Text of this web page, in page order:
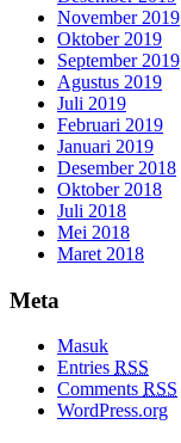
November 2019
Oktober 2019
September 2019
Agustus 2019
Juli 2019
Februari 2019
Januari 2019
Desember 2018
Oktober 2018
Juli 2018
Mei 2018
Maret 2018
Meta
Masuk
Entries RSS
Comments RSS
WordPress.org